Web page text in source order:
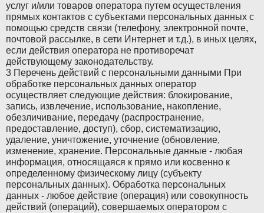
услуг и/или товаров оператора путем осуществления
прямых контактов с субъектами персональных данных с
помощью средств связи (телефону, электронной почте,
почтовой рассылке, в сети Интернет и т.д.), в иных целях,
если действия оператора не противоречат
действующему законодательству.
3 Перечень действий с персональными данными При
обработке персональных данных оператор
осуществляет следующие действия: блокирование,
запись, извлечение, использование, накопление,
обезличивание, передачу (распространение,
предоставление, доступ), сбор, систематизацию,
удаление, уничтожение, уточнение (обновление,
изменение, хранение. Персональные данные - любая
информация, относящаяся к прямо или косвенно к
определенному физическому лицу (субъекту
персональных данных). Обработка персональных
данных - любое действие (операция) или совокупность
действий (операций), совершаемых оператором с